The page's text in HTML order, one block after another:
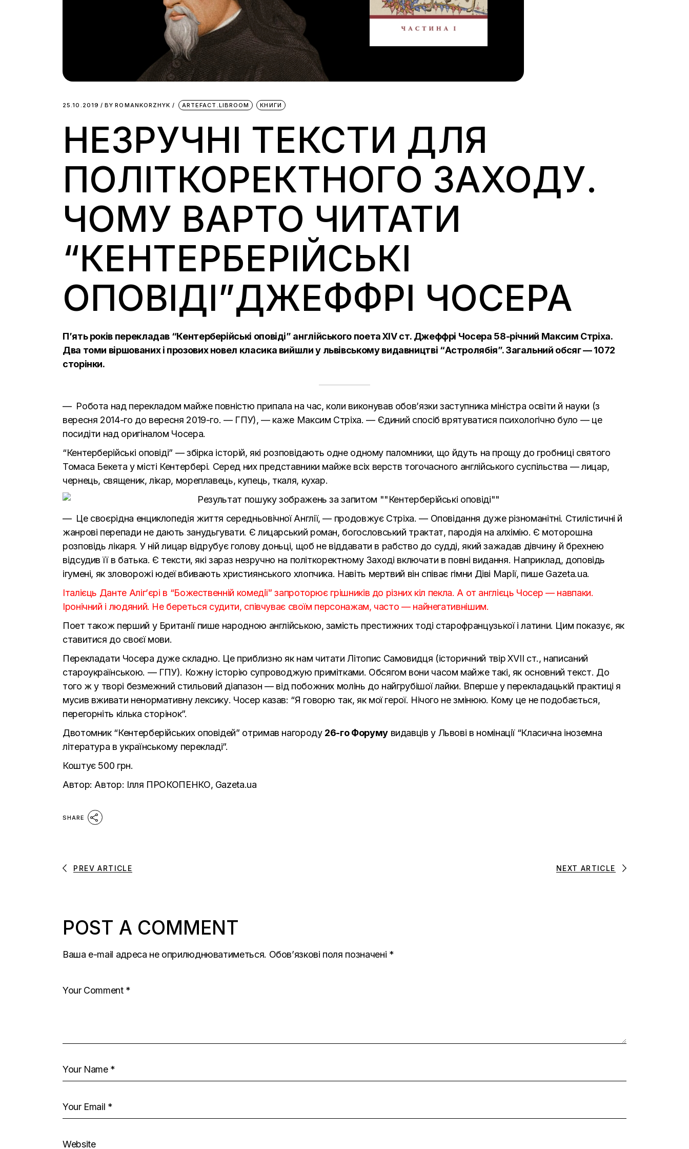
25.10.2019 BY ROMANKORZHYK ARTEFACT.LIBROOM КНИГИ
НЕЗРУЧНІ ТЕКСТИ ДЛЯ
ПОЛІТКОРЕКТНОГО ЗАХОДУ.
ЧОМУ ВАРТО ЧИТАТИ
“КЕНТЕРБЕРІЙСЬКІ
ОПОВІДІ”ДЖЕФФРІ ЧОСЕРА
П’ять років перекладав “Кентерберійські оповіді” англійського поета XIV ст. Джеффрі Чосера 58-річний Максим Стріха.
Два томи віршованих і прозових новел класика вийшли у львівському видавництві “Астролябія”.Загальний обсяг — 1072
сторінки.
— Робота над перекладом майже повністю припала на час, коли виконував обов’язки заступника міністра освіти й науки (з
вересня 2014-го до вересня 2019-го. — ГПУ), — каже Максим Стріха. — Єдиний спосіб врятуватися психологічно було — це
посидіти над оригіналом Чосера.
“Кентерберійські оповіді” — збірка історій, які розповідають одне одному паломники, що йдуть на прощу до гробниці святого
Томаса Бекета у місті Кентербері. Серед них представники майже всіх верств тогочасного англійського суспільства — лицар,
чернець, священик, лікар, мореплавець, купець, ткаля, кухар.
— Це своєрідна енциклопедія життя середньовічної Англії, — продовжує Стріха. — Оповідання дуже різноманітні. Стилістичні й
жанрові перепади не дають занудьгувати. Є лицарський роман, богословський трактат, пародія на алхімію. Є моторошна
розповідь лікаря. У ній лицар відрубує голову доньці, щоб не віддавати в рабство до судді, який зажадав дівчину й брехнею
відсудив її в батька. Є тексти, які зараз незручно на політкоректному Заході включати в повні видання. Наприклад, доповідь
ігумені, як зловорожі юдеї вбивають християнського хлопчика. Навіть мертвий він співає гімни Діві Марії, пише Gazeta.ua.
Італієць Данте Аліг’єрі в “Божественній комедії” запроторює грішників до різних кіл пекла. А от англієць Чосер — навпаки.
Іронічний і людяний. Не береться судити, співчуває своїм персонажам, часто — найнегативнішим.
Поет також перший у Британії пише народною англійською, замість престижних тоді старофранцузької і латини. Цим показує, як
ставитися до своєї мови.
Перекладати Чосера дуже складно. Це приблизно як нам читати Літопис Самовидця (історичний твір XVII ст., написаний
староукраїнською. — ГПУ). Кожну історію супроводжую примітками. Обсягом вони часом майже такі, як основний текст. До
того ж у творі безмежний стильовий діапазон — від побожних молінь до найгрубішої лайки. Вперше у перекладацькій практиці я
мусив вживати ненормативну лексику. Чосер казав: “Я говорю так, як мої герої. Нічого не змінюю. Кому це не подобається,
перегорніть кілька сторінок”.
Двотомник “Кентерберійських оповідей” отримав нагороду 26-го Форумувидавців у Львові в номінації “Класична іноземна
література в українському перекладі”.
Коштує 500 грн.
Автор: Автор: Ілля ПРОКОПЕНКО, Gazeta.ua
SHARE
PREV ARTICLE NEXT ARTICLE
POST A COMMENT
Ваша e-mail адреса не оприлюднюватиметься. Обов’язкові поля позначені *